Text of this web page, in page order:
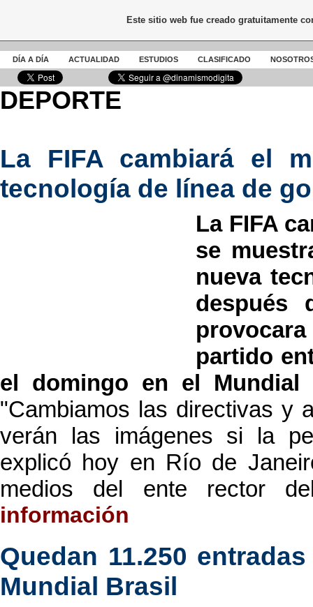
DÍA A DÍA ACTUALIDAD ESTUDIOS CLASIFICADO
DEPORTE
La FIFA cambiará el
tecnología de línea de
La FIFA
se
nueva
después
partido
el domingo en el
"Cambiamos las directivas y
verán las imágenes si la
explicó hoy en Río de
medios del ente rector
información
Quedan 11.250
Mundial Brasil
Este sitio web fue creado gratuitamente